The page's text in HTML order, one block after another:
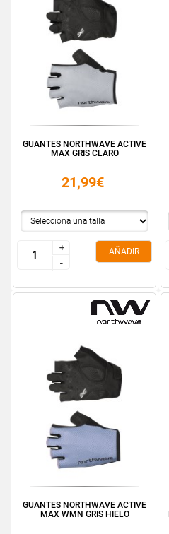
GUANTES NORTHWAVE ACTIVE
MAX GRIS CLARO
21,99€
+
-
+
-
AÑADIR
GUANTES NORTHWAVE ACTIVE
MAX WMN GRIS HIELO